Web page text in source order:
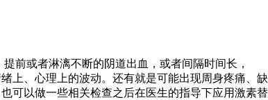
前或者淋漓不断的阴道出血，或者间隔时间长，
上、心理上的波动。还有就是可能出现周身疼痛、缺
可以做一些相关检查之后在医生的指导下应用激素替